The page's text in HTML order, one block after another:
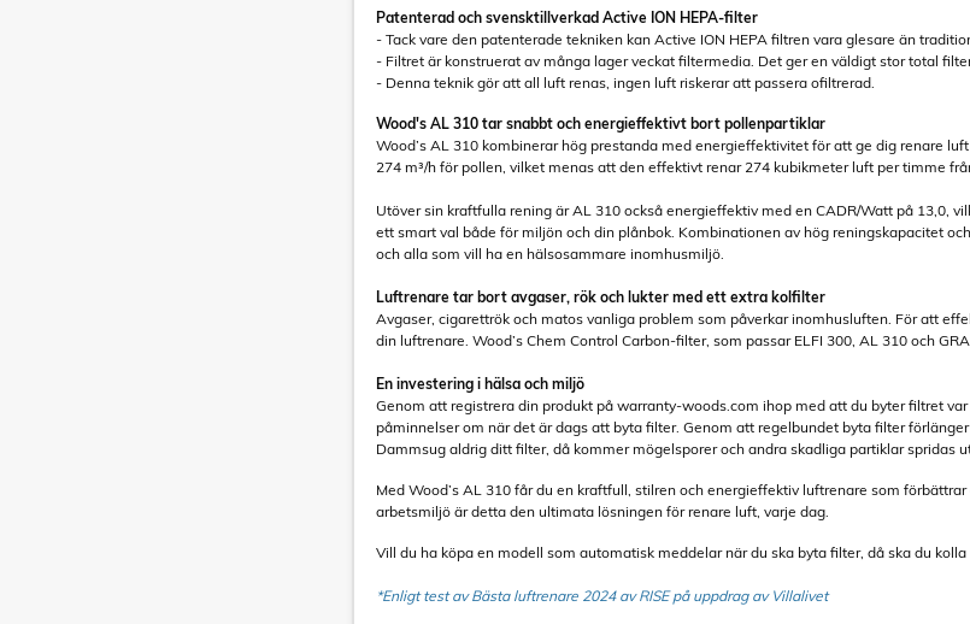
Patenterad och svensktillverkad Active ION HEPA-filter
- Tack vare den patenterade tekniken kan Active ION HEPA filtren vara glesare än
- Filtret är konstruerat av många lager veckat filtermedia. Det ger en väldigt stor total
- Denna teknik gör att all luft renas, ingen luft riskerar att passera ofiltrerad.
Wood's AL 310 tar snabbt och energieffektivt bort pollenpartiklar
Wood’s AL 310 kombinerar hög prestanda med energieffektivitet för att ge dig renare
274 m³/h för pollen, vilket menas att den effektivt renar 274 kubikmeter luft per timme
Utöver sin kraftfulla rening är AL 310 också energieffektiv med en CADR/Watt på 13,0,
ett smart val både för miljön och din plånbok. Kombinationen av hög reningskapacitet
och alla som vill ha en hälsosammare inomhusmiljö.
Luftrenare tar bort avgaser, rök och lukter med ett extra kolfilter
Avgaser, cigarettrök och matos vanliga problem som påverkar inomhusluften. För att
din luftrenare. Wood’s Chem Control Carbon-filter, som passar ELFI 300, AL 310 och
En investering i hälsa och miljö
Genom att registrera din produkt på warranty-woods.com ihop med att du byter filtret
påminnelser om när det är dags att byta filter. Genom att regelbundet byta filter
Dammsug aldrig ditt filter, då kommer mögelsporer och andra skadliga partiklar spridas
Med Wood’s AL 310 får du en kraftfull, stilren och energieffektiv luftrenare som
arbetsmiljö är detta den ultimata lösningen för renare luft, varje dag.
Vill du ha köpa en modell som automatisk meddelar när du ska byta filter, då ska du kolla
*Enligt test av Bästa luftrenare 2024 av RISE på uppdrag av Villalivet